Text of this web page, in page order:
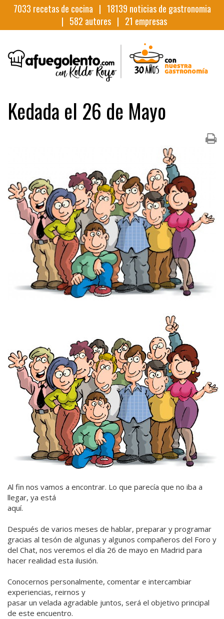
7033 recetas de cocina | 18139 noticias de gastronomia
| 582 autores | 21 empresas
Kedada el 26 de Mayo
Al fin nos vamos a encontrar. Lo que parecía que no iba a
llegar, ya está
aquí.
Después de varios meses de hablar, preparar y programar
gracias al tesón de algunas y algunos compañeros del Foro y
del Chat, nos veremos el día 26 de mayo en Madrid para
hacer realidad esta ilusión.
Conocernos personalmente, comentar e intercambiar
experiencias, reirnos y
pasar un velada agradable juntos, será el objetivo principal
de este encuentro.